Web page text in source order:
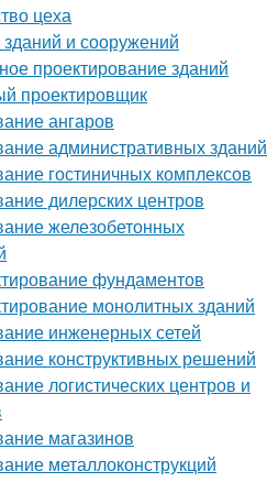
цеха
и сооружений
проектирование зданий
проектировщик
ангаров
административных зданий
гостиничных комплексов
дилерских центров
железобетонных
фундаментов
монолитных зданий
инженерных сетей
конструктивных решений
логистических центров и
магазинов
металлоконструкций